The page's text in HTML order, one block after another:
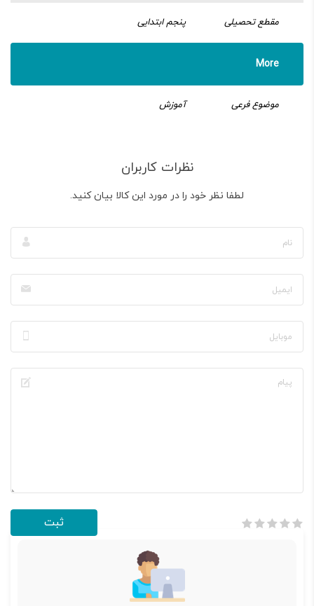
مقطع تحصیلی پنجم ابتدایی
More
موضوع فرعی آموزش
نظرات کاربران
لطفا نظر خود را در مورد این کالا بیان کنید.